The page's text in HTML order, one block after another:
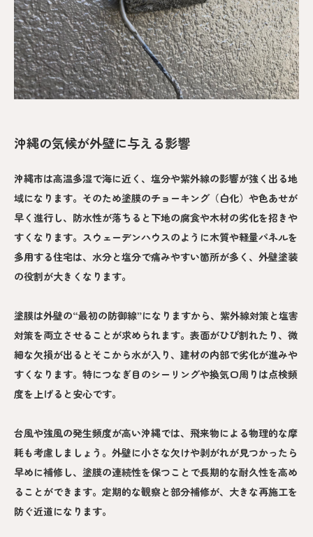
沖縄の気候が外壁に与える影響
沖縄市は高温多湿で海に近く、塩分や紫外線の影響が強く出る地
域になります。そのため塗膜のチョーキング（白化）や色あせが
早く進行し、防水性が落ちると下地の腐食や木材の劣化を招きや
すくなります。スウェーデンハウスのように木質や軽量パネルを
多用する住宅は、水分と塩分で痛みやすい箇所が多く、外壁塗装
の役割が大きくなります。
塗膜は外壁の“最初の防御線”になりますから、紫外線対策と塩害
対策を両立させることが求められます。表面がひび割れたり、微
細な欠損が出るとそこから水が入り、建材の内部で劣化が進みや
すくなります。特につなぎ目のシーリングや換気口周りは点検頻
度を上げると安心です。
台風や強風の発生頻度が高い沖縄では、飛来物による物理的な摩
耗も考慮しましょう。外壁に小さな欠けや剥がれが見つかったら
早めに補修し、塗膜の連続性を保つことで長期的な耐久性を高め
ることができます。定期的な観察と部分補修が、大きな再施工を
防ぐ近道になります。